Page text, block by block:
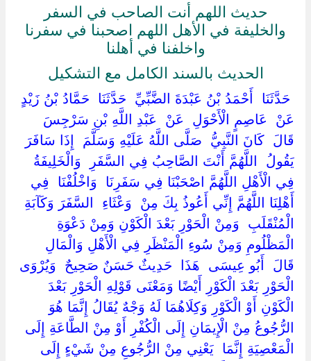
حديث اللهم أنت الصاحب في السفر
والخليفة في الأهل اللهم اصحبنا في سفرنا
واخلفنا في أهلنا
الحديث بالسند الكامل مع التشكيل
‏ ‏حَدَّثَنَا ‏ ‏أَحْمَدُ بْنُ عَبْدَةَ الضَّبِّيِّ ‏ ‏حَدَّثَنَا ‏ ‏حَمَّادُ بْنُ زَيْدٍ ‏
‏عَنْ ‏ ‏عَاصِمٍ الْأَحْوَلِ ‏ ‏عَنْ ‏ ‏عَبْدِ اللَّهِ بْنِ سَرْجِسَ ‏
‏قَالَ ‏ ‏كَانَ النَّبِيُّ ‏ ‏صَلَّى اللَّهُ عَلَيْهِ وَسَلَّمَ ‏ ‏إِذَا سَافَرَ
يَقُولُ ‏ ‏اللَّهُمَّ أَنْتَ الصَّاحِبُ فِي السَّفَرِ ‏ ‏وَالْخَلِيفَةُ ‏
‏فِي الْأَهْلِ اللَّهُمَّ اصْحَبْنَا فِي سَفَرِنَا ‏ ‏وَاخْلُفْنَا ‏ ‏فِي
أَهْلِنَا اللَّهُمَّ إِنِّي أَعُوذُ بِكَ مِنْ ‏ ‏وَعْثَاءِ ‏ ‏السَّفَرَ وَكَآبَةِ ‏
‏الْمُنْقَلَبِ ‏ ‏وَمِنْ الْحَوْرِ بَعْدَ الْكَوْنِ وَمِنْ دَعْوَةِ
الْمَظْلُومِ وَمِنْ سُوءِ الْمَنْظَرِ فِي الْأَهْلِ وَالْمَالِ ‏
‏قَالَ ‏ ‏أَبُو عِيسَى ‏ ‏هَذَا ‏ ‏حَدِيثٌ حَسَنٌ صَحِيحٌ ‏ ‏وَيُرْوَى
الْحَوْرِ بَعْدَ الْكَوْرِ أَيْضًا وَمَعْنَى قَوْلِهِ الْحَوْرِ بَعْدَ
الْكَوْنِ أَوْ الْكَوْرِ وَكِلَاهُمَا لَهُ وَجْهٌ يُقَالُ إِنَّمَا هُوَ
الرُّجُوعُ مِنْ الْإِيمَانِ إِلَى الْكُفْرِ أَوْ مِنْ الطَّاعَةِ إِلَى
الْمَعْصِيَةِ إِنَّمَا ‏ ‏يَعْنِي مِنْ الرُّجُوعِ مِنْ شَيْءٍ إِلَى